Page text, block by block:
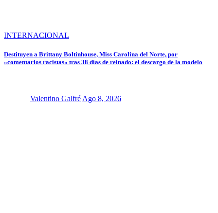
INTERNACIONAL
Destituyen a Brittany Boltinhouse, Miss Carolina del Norte, por
«comentarios racistas» tras 38 días de reinado: el descargo de la modelo
Valentino Galfré Ago 8, 2026